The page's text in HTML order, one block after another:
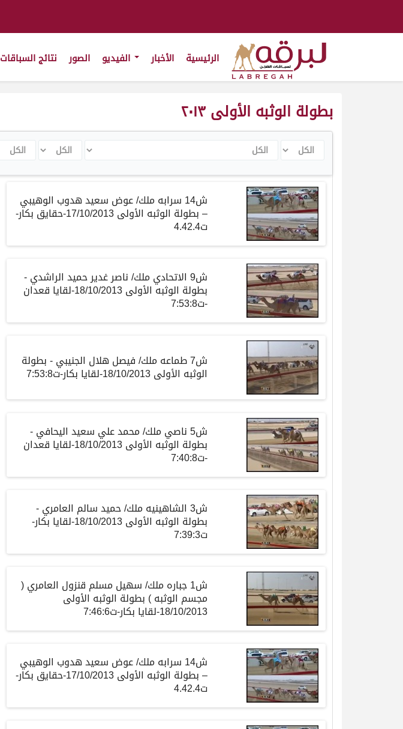
الرئيسية الأخبار الصور نتائج السباقات
بطولة الوثبه الأولى ٢٠١٣
الكل الكل الكل الكل
ش14 سرابه ملك/ عوض سعيد هدوب الوهيبي
– بطولة الوثبه الأولى 17/10/2013-حقايق بكار-
ت4.42.4
ش9 الاتحادي ملك/ ناصر غدير حميد الراشدي -
بطولة الوثبه الأولى 18/10/2013-لقايا قعدان
-ت7:53:8
ش7 طماعه ملك/ فيصل هلال الجنيبي - بطولة
الوثبه الأولى 18/10/2013-لقايا بكار-ت7:53:8
ش5 ناصي ملك/ محمد علي سعيد اليحافي -
بطولة الوثبه الأولى 18/10/2013-لقايا قعدان
-ت7:40:8
ش3 الشاهينيه ملك/ حميد سالم العامري -
بطولة الوثبه الأولى 18/10/2013-لقايا بكار-
ت7:39:3
ش1 جباره ملك/ سهيل مسلم قنزول العامري (
مجسم الوثبه ) بطولة الوثبه الأولى
18/10/2013-لقايا بكار-ت7:46:6
ش14 سرابه ملك/ عوض سعيد هدوب الوهيبي
– بطولة الوثبه الأولى 17/10/2013-حقايق بكار-
ت4.42.4